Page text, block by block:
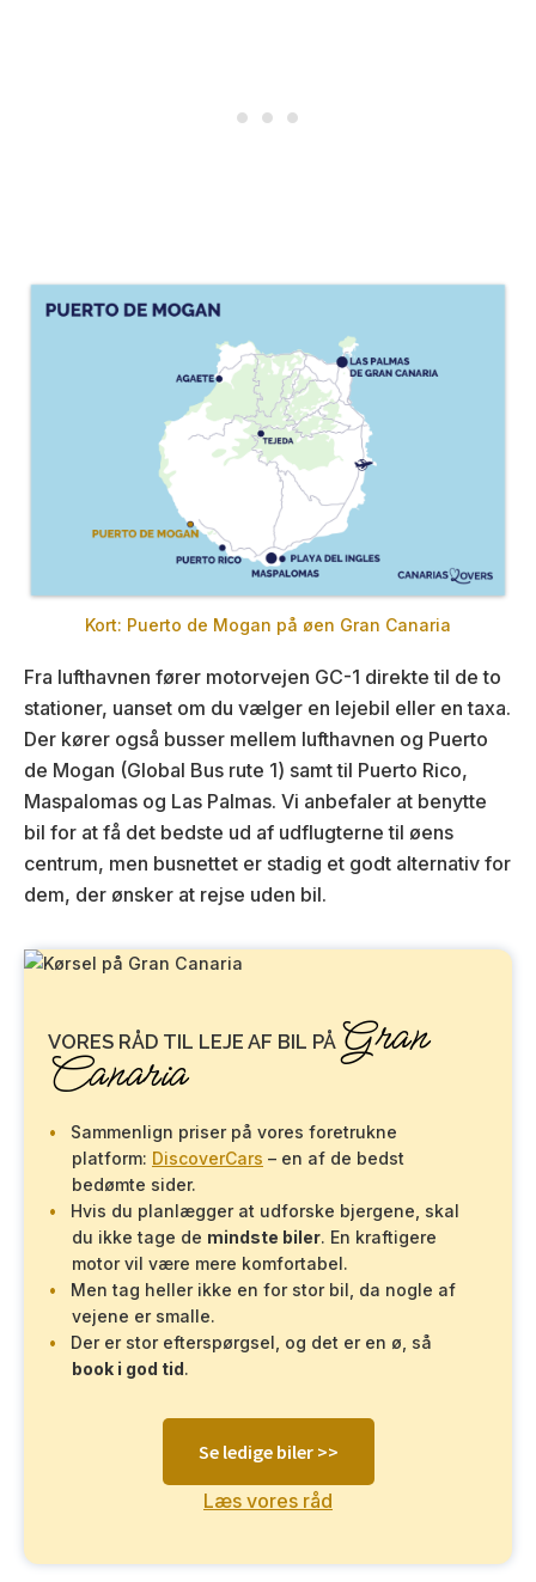
Kort: Puerto de Mogan på øen Gran Canaria
Fra lufthavnen fører motorvejen GC-1 direkte til de to
stationer, uanset om du vælger en lejebil eller en taxa.
Der kører også busser mellem lufthavnen og Puerto
de Mogan (Global Bus rute 1) samt til Puerto Rico,
Maspalomas og Las Palmas. Vi anbefaler at benytte
bil for at få det bedste ud af udflugterne til øens
centrum, men busnettet er stadig et godt alternativ for
dem, der ønsker at rejse uden bil.
VORES RÅD TIL LEJE AF BIL PÅ Gran
Canaria
Sammenlign priser på vores foretrukne
platform: DiscoverCars – en af de bedst
bedømte sider.
Hvis du planlægger at udforske bjergene, skal
du ikke tage de mindste biler. En kraftigere
motor vil være mere komfortabel.
Men tag heller ikke en for stor bil, da nogle af
vejene er smalle.
Der er stor efterspørgsel, og det er en ø, så
book i god tid.
Se ledige biler >>
Læs vores råd